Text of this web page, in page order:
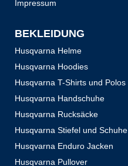
Impressum
BEKLEIDUNG
Husqvarna Helme
Husqvarna Hoodies
Husqvarna T-Shirts und Polos
Husqvarna Handschuhe
Husqvarna Rucksäcke
Husqvarna Stiefel und Schuhe
Husqvarna Enduro Jacken
Husqvarna Pullover